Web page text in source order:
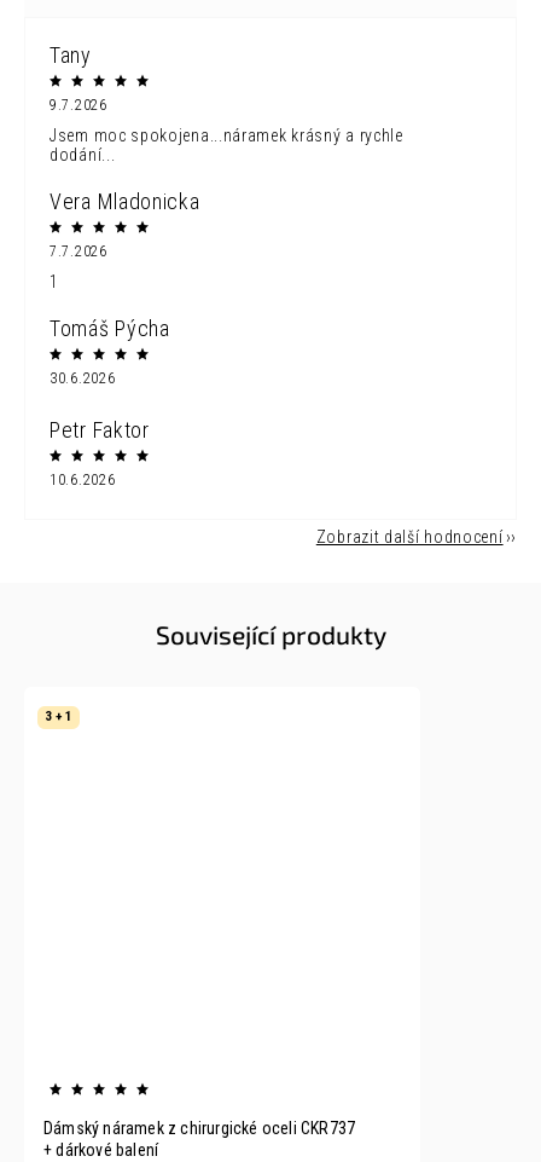
Tany
9.7.2026
Jsem moc spokojena...náramek krásný a rychle
dodání...
Vera Mladonicka
7.7.2026
1
Tomáš Pýcha
30.6.2026
Petr Faktor
10.6.2026
Zobrazit další hodnocení
Související produkty
3 + 1
Dámský náramek z chirurgické oceli CKR737
+ dárkové balení